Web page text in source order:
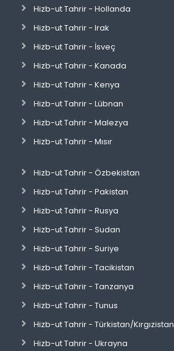
Hizb-ut Tahrir - Hollanda
Hizb-ut Tahrir - Irak
Hizb-ut Tahrir - İsveç
Hizb-ut Tahrir - Kanada
Hizb-ut Tahrir - Kenya
Hizb-ut Tahrir - Lübnan
Hizb-ut Tahrir - Malezya
Hizb-ut Tahrir - Mısır
Hizb-ut Tahrir - Özbekistan
Hizb-ut Tahrir - Pakistan
Hizb-ut Tahrir - Rusya
Hizb-ut Tahrir - Sudan
Hizb-ut Tahrir - Suriye
Hizb-ut Tahrir - Tacikistan
Hizb-ut Tahrir - Tanzanya
Hizb-ut Tahrir - Tunus
Hizb-ut Tahrir - Türkistan/Kırgızistan
Hizb-ut Tahrir - Ukrayna